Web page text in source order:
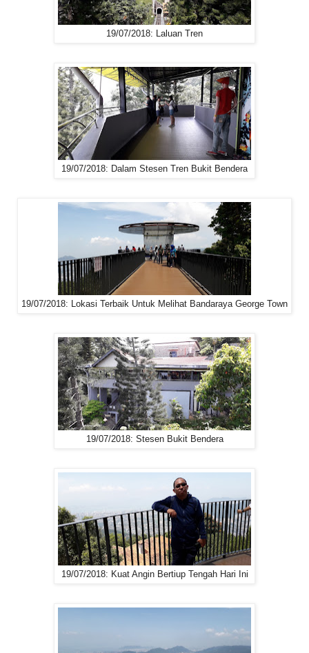
19/07/2018: Laluan Tren
19/07/2018: Dalam Stesen Tren Bukit Bendera
19/07/2018: Lokasi Terbaik Untuk Melihat Bandaraya George Town
19/07/2018: Stesen Bukit Bendera
19/07/2018: Kuat Angin Bertiup Tengah Hari Ini